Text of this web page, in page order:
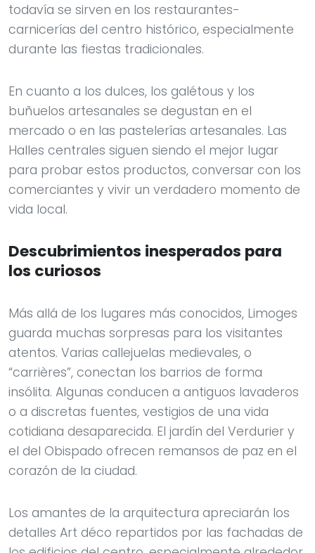
todavía se sirven en los restaurantes-
carnicerías del centro histórico, especialmente
durante las fiestas tradicionales.
En cuanto a los dulces, los galétous y los
buñuelos artesanales se degustan en el
mercado o en las pastelerías artesanales. Las
Halles centrales siguen siendo el mejor lugar
para probar estos productos, conversar con los
comerciantes y vivir un verdadero momento de
vida local.
Descubrimientos inesperados para
los curiosos
Más allá de los lugares más conocidos, Limoges
guarda muchas sorpresas para los visitantes
atentos. Varias callejuelas medievales, o
“carrières”, conectan los barrios de forma
insólita. Algunas conducen a antiguos lavaderos
o a discretas fuentes, vestigios de una vida
cotidiana desaparecida. El jardín del Verdurier y
el del Obispado ofrecen remansos de paz en el
corazón de la ciudad.
Los amantes de la arquitectura apreciarán los
detalles Art déco repartidos por las fachadas de